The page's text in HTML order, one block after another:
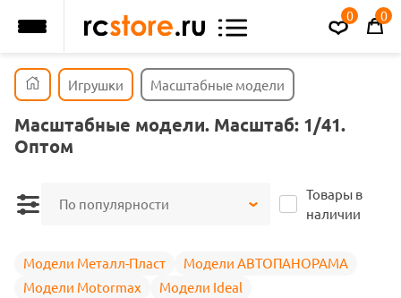
0 0
Игрушки Масштабные модели
Масштабные модели. Масштаб: 1/41.
Оптом
По популярности
Товары в
наличии
Модели Металл-Пласт
Модели АВТОПАНОРАМА
Модели Motormax
Модели Ideal